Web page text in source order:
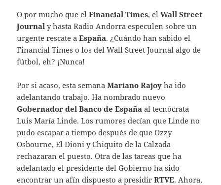
O por mucho que elFinancial Times, elWall Street
Journal y hasta Radio Andorra especulen sobre un
urgente rescate aEspaña. ¿Cuándo han sabido el
Financial Times o los del Wall Street Journal algo de
fútbol, eh? ¡Nunca!
Por si acaso, esta semanaMariano Rajoy ha ido
adelantando trabajo. Ha nombrado nuevo
Gobernador del Banco de España al tecnócrata
Luis María Linde. Los rumores decían que Linde no
pudo escapar a tiempo después de que Ozzy
Osbourne, El Dioni y Chiquito de la Calzada
rechazaran el puesto. Otra de las tareas que ha
adelantado el presidente del Gobierno ha sido
encontrar un afín dispuesto a presidirRTVE. Ahora,